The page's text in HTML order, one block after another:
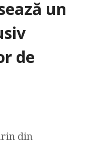
un
de
din